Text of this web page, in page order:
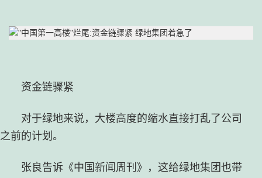
资金链骤紧
对于绿地来说，大楼高度的缩水直接打乱了公司
之前的计划。
张良告诉《中国新闻周刊》，这给绿地集团也带